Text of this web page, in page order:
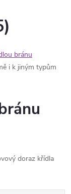
bránu
i k jiným typům
doraz křídla